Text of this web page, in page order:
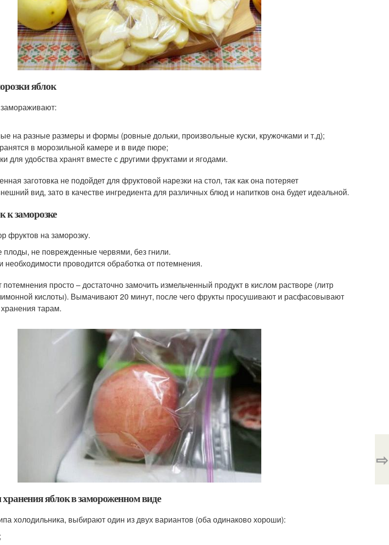
яблок
на разные размеры и формы (ровные дольки, произвольные куски, кружочками и т.д);
в морозильной камере и в виде пюре;
для удобства хранят вместе с другими фруктами и ягодами.
заготовка не подойдет для фруктовой нарезки на стол, так как она потеряет
вид, зато в качестве ингредиента для различных блюд и напитков она будет идеальной.
к заморозке
фруктов на заморозку.
не поврежденные червями, без гнили.
необходимости проводится обработка от потемнения.
просто – достаточно замочить измельченный продукт в кислом растворе (литр
кислоты). Вымачивают 20 минут, после чего фрукты просушивают и расфасовывают
тарам.
яблок в замороженном виде
холодильника, выбирают один из двух вариантов (оба одинаково хороши):
⇨